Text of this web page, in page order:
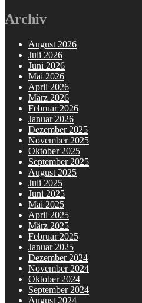
Archiv
August 2026
Juli 2026
Juni 2026
Mai 2026
April 2026
März 2026
Februar 2026
Januar 2026
Dezember 2025
November 2025
Oktober 2025
September 2025
August 2025
Juli 2025
Juni 2025
Mai 2025
April 2025
März 2025
Februar 2025
Januar 2025
Dezember 2024
November 2024
Oktober 2024
September 2024
August 2024